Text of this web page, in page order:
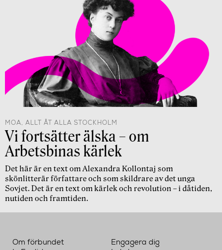
MOA, ALLT ÅT ALLA STOCKHOLM
Vi fortsätter älska – om
Arbetsbinas kärlek
Det här är en text om Alexandra Kollontaj som
skönlitterär författare och som skildrare av det unga
Sovjet. Det är en text om kärlek och revolution – i dåtiden,
nutiden och framtiden.
Om förbundet
Engagera dig